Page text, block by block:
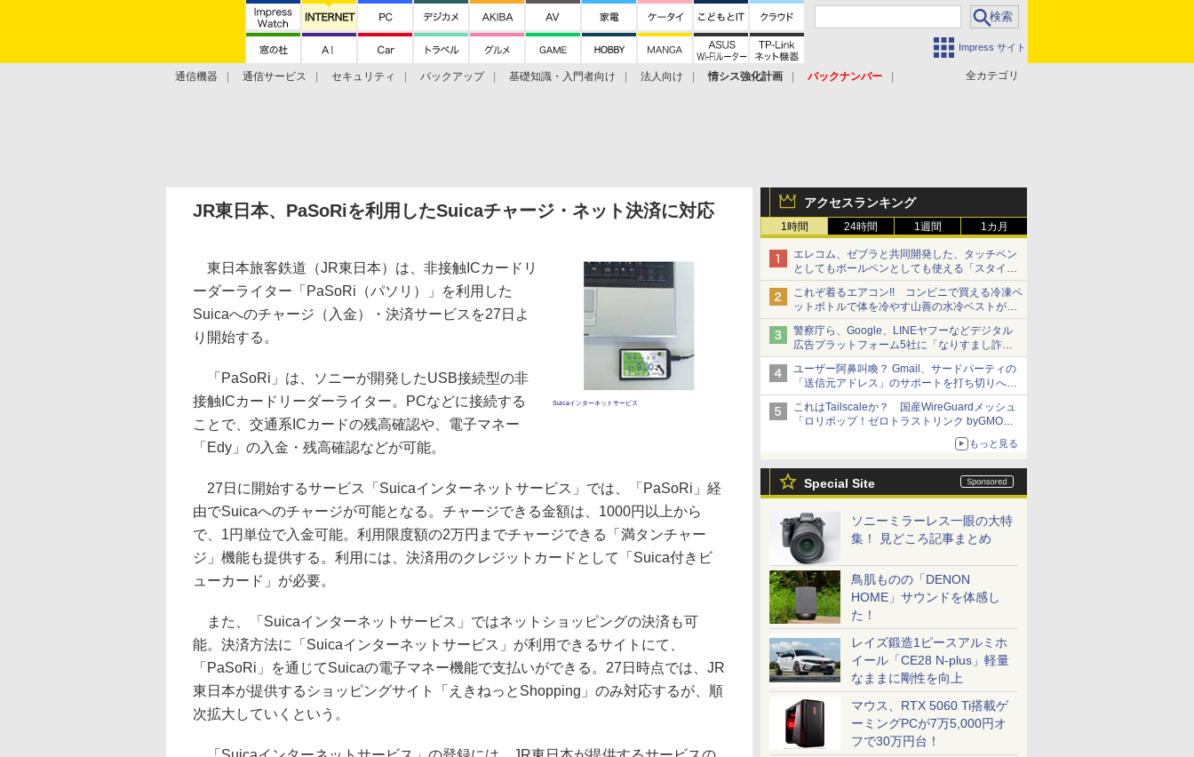
Impress サイト
全カテゴリ
通信機器 通信サービス セキュリティ バックアップ 基礎知識・入門者向け 法人向け 情シス強化計画
バックナンバー
アクセスランキング
1時間 24時間 1週間 1カ月
エレコム、ゼブラと共同開発した、タッチペン
としてもボールペンとしても使える「スタイラ
スツーウェイ」発売 iPadにも紙にも、持ち替
えずに書き込める
これぞ着るエアコン!! コンビニで買える冷凍ペ
ットボトルで体を冷やす山善の水冷ベストがロ
ードバイクにちょうどいい【ぼっち・ざ・ろー
ど！その14】【空いた時間でなにしてる？】
警察庁ら、Google、LINEヤフーなどデジタル
広告プラットフォーム5社に「なりすまし詐欺
広告」対策強化を要請 著名人の写真や映像を
使った投資詐欺などへの対策として
ユーザー阿鼻叫喚？ Gmail、サードパーティの
「送信元アドレス」のサポートを打ち切りへ
【やじうまWatch】
これはTailscaleか？ 国産WireGuardメッシュ
「ロリポップ！ゼロトラストリンク byGMOペ
パボ」を実測で確かめた【イニシャルB】
もっと見る
Special Site
ソニーミラーレス一眼の大特
集！ 見どころ記事まとめ
鳥肌ものの「DENON
HOME」サウンドを体感し
た！
レイズ鍛造1ピースアルミホ
イール「CE28 N-plus」軽量
なままに剛性を向上
マウス、RTX 5060 Ti搭載ゲ
ーミングPCが7万5,000円オ
フで30万円台！
JR東日本、PaSoRiを利用したSuicaチャージ・ネット決済に対応
Suicaインターネットサービス
東日本旅客鉄道（JR東日本）は、非接触ICカードリ
ーダーライター「PaSoRi（パソリ）」を利用した
Suicaへのチャージ（入金）・決済サービスを27日よ
り開始する。
「PaSoRi」は、ソニーが開発したUSB接続型の非
接触ICカードリーダーライター。PCなどに接続する
ことで、交通系ICカードの残高確認や、電子マネー
「Edy」の入金・残高確認などが可能。
27日に開始するサービス「Suicaインターネットサービス」では、「PaSoRi」経
由でSuicaへのチャージが可能となる。チャージできる金額は、1000円以上から
で、1円単位で入金可能。利用限度額の2万円までチャージできる「満タンチャー
ジ」機能も提供する。利用には、決済用のクレジットカードとして「Suica付きビ
ューカード」が必要。
また、「Suicaインターネットサービス」ではネットショッピングの決済も可
能。決済方法に「Suicaインターネットサービス」が利用できるサイトにて、
「PaSoRi」を通じてSuicaの電子マネー機能で支払いができる。27日時点では、JR
東日本が提供するショッピングサイト「えきねっとShopping」のみ対応するが、順
次拡大していくという。